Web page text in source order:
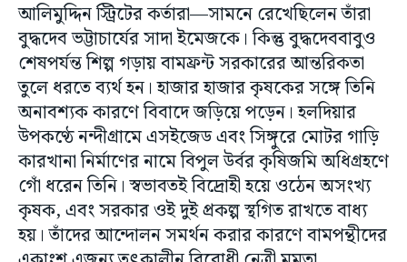
আলিমুদ্দিন স্ট্রিটের কর্তারা—সামনে রেখেছিলেন তাঁরা
বুদ্ধদেব ভট্টাচার্যের সাদা ইমেজকে। কিন্তু বুদ্ধদেববাবুও
শেষপর্যন্ত শিল্প গড়ায় বামফ্রন্ট সরকারের আন্তরিকতা
তুলে ধরতে ব্যর্থ হন। হাজার হাজার কৃষকের সঙ্গে তিনি
অনাবশ্যক কারণে বিবাদে জড়িয়ে পড়েন। হলদিয়ার
উপকণ্ঠে নন্দীগ্রামে এসইজেড এবং সিঙ্গুরে মোটর গাড়ি
কারখানা নির্মাণের নামে বিপুল উর্বর কৃষিজমি অধিগ্রহণে
গোঁ ধরেন তিনি। স্বভাবতই বিদ্রোহী হয়ে ওঠেন অসংখ্য
কৃষক, এবং সরকার ওই দুই প্রকল্প স্থগিত রাখতে বাধ্য
হয়। তাঁদের আন্দোলন সমর্থন করার কারণে বামপন্থীদের